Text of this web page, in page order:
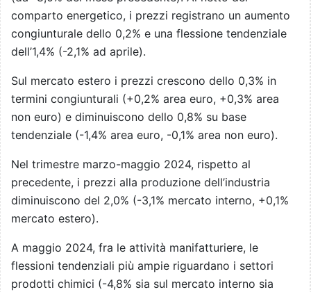
comparto energetico, i prezzi registrano un aumento
congiunturale dello 0,2% e una flessione tendenziale
dell’1,4% (-2,1% ad aprile).
Sul mercato estero i prezzi crescono dello 0,3% in
termini congiunturali (+0,2% area euro, +0,3% area
non euro) e diminuiscono dello 0,8% su base
tendenziale (-1,4% area euro, -0,1% area non euro).
Nel trimestre marzo-maggio 2024, rispetto al
precedente, i prezzi alla produzione dell’industria
diminuiscono del 2,0% (-3,1% mercato interno, +0,1%
mercato estero).
A maggio 2024, fra le attività manifatturiere, le
flessioni tendenziali più ampie riguardano i settori
prodotti chimici (-4,8% sia sul mercato interno sia